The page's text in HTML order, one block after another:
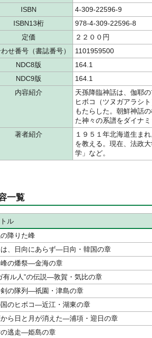
ISBN
4-309-22596-9
ISBN13桁
978-4-309-22596-8
定価
２２００円
せ番号（書誌番号）
1101959500
NDC8版
164.1
NDC9版
164.1
内容紹介
天孫降臨神話は、伽耶
ヒボコ（ツヌガアラシ
もたらした。朝鮮神話
た神々の系譜をダイナ
著者紹介
１９５１年北海道生ま
を教える。現在、法政
学」など。
一覧
ル
降りた峰
は、日向にあらず―日向・韓国の章
の燔祭―金海の章
有ル人”の伝説―敦賀・気比の章
の隊列―祇園・津島の章
のヒボコ―近江・湖東の章
ら日と月が消えた―浦項・迎日の章
逃走―姫島の章